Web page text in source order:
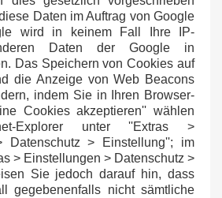
Daten im Auftrag von Google
wird in keinem Fall Ihre IP-
Daten der Google in
Das Speichern von Cookies auf
die Anzeige von Web Beacons
indem Sie in Ihren Browser-
Cookies akzeptieren'' wählen
Explorer unter ''Extras >
Datenschutz > Einstellung''; im
> Einstellungen > Datenschutz >
Sie jedoch darauf hin, dass
gegebenenfalls nicht sämtliche